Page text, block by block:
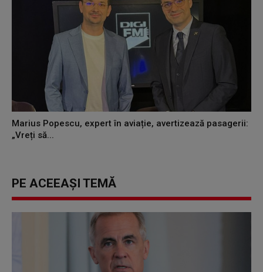
Marius Popescu, expert în aviație, avertizează pasagerii:
„Vreți să...
PE ACEEAȘI TEMĂ